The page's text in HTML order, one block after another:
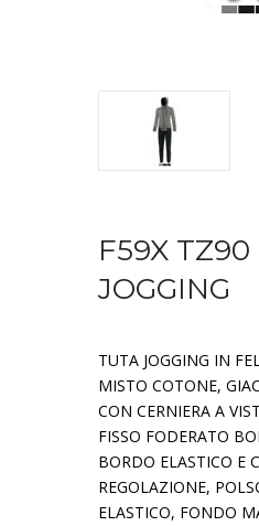
F59X
JOGGING
TUTA JOGGING IN
MISTO COTONE,
CON CERNIERA A
FISSO FODERATO
BORDO ELASTICO E
REGOLAZIONE,
ELASTICO, FONDO